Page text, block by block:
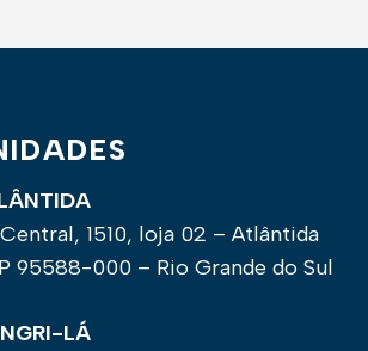
Central, 1510, loja 02 – Atlântida
95588-000 – Rio Grande do Sul
LÁ